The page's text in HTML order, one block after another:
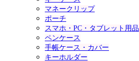
マネークリップ
ポーチ
スマホ・PC・タブレット用品
ペンケース
手帳ケース・カバー
キーホルダー